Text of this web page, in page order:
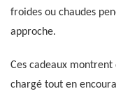
froides ou chaudes
approche.
Ces cadeaux
chargé tout en